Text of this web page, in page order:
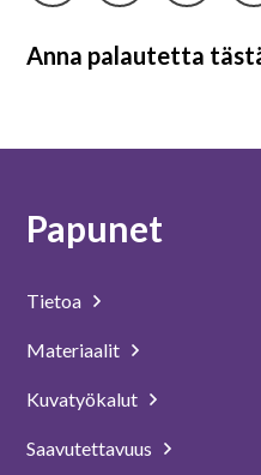
Anna palautetta
Papunet
Tietoa
Materiaalit
Kuvatyökalut
Saavutettavuus